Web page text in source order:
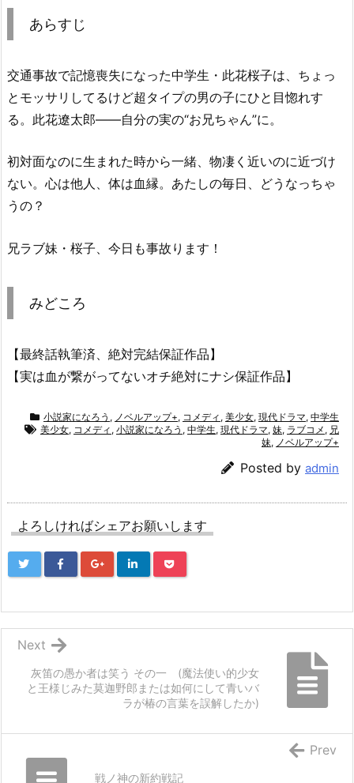
あらすじ
交通事故で記憶喪失になった中学生・此花桜子は、ちょっ
とモッサリしてるけど超タイプの男の子にひと目惚れす
る。此花遼太郎――自分の実の“お兄ちゃん”に。
初対面なのに生まれた時から一緒、物凄く近いのに近づけ
ない。心は他人、体は血縁。あたしの毎日、どうなっちゃ
うの？
兄ラブ妹・桜子、今日も事故ります！
みどころ
【最終話執筆済、絶対完結保証作品】
【実は血が繋がってないオチ絶対にナシ保証作品】
小説家になろう , ノベルアップ+, コメディ , 美少女, 現代ドラマ, 中学生
美少女, コメディ , 小説家になろう , 中学生, 現代ドラマ, 妹, ラブコメ , 兄
妹, ノベルアップ+
Posted by admin
よろしければシェアお願いします
灰笛の愚か者は笑う その一 (魔法使い的少女
と王様じみた莫迦野郎または如何にして青いバ
ラが椿の言葉を誤解したか)
Next
戦ノ神の新約戦記
Prev